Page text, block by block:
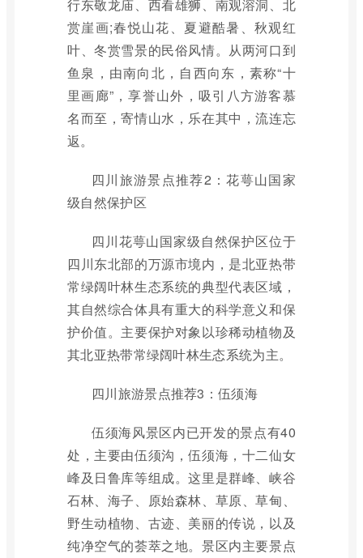
行东敬龙庙、西看雄狮、南观溶洞、北
赏崖画;春悦山花、夏避酷暑、秋观红
叶、冬赏雪景的民俗风情。从两河口到
鱼泉，由南向北，自西向东，素称“十
里画廊”，享誉山外，吸引八方游客慕
名而至，寄情山水，乐在其中，流连忘
返。
四川旅游景点推荐2：花萼山国家
级自然保护区
四川花萼山国家级自然保护区位于
四川东北部的万源市境内，是北亚热带
常绿阔叶林生态系统的典型代表区域，
其自然综合体具有重大的科学意义和保
护价值。主要保护对象以珍稀动植物及
其北亚热带常绿阔叶林生态系统为主。
四川旅游景点推荐3：伍须海
伍须海风景区内已开发的景点有40
处，主要由伍须沟，伍须海，十二仙女
峰及日鲁库等组成。这里是群峰、峡谷
石林、海子、原始森林、草原、草甸、
野生动植物、古迹、美丽的传说，以及
纯净空气的荟萃之地。景区内主要景点